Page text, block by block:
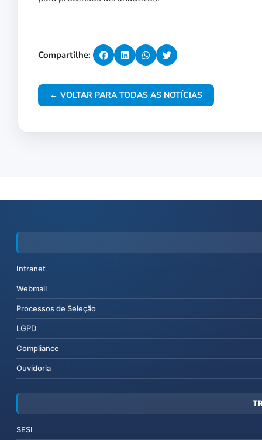
Compartilhe:
← VOLTAR PARA TODAS AS NOTÍCIAS
Intranet
Webmail
Processos de Seleção
LGPD
Compliance
Ouvidoria
SESI